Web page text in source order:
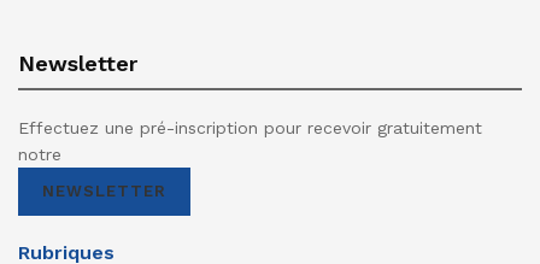
Newsletter
Effectuez une pré-inscription pour recevoir gratuitement
notre
NEWSLETTER
Rubriques